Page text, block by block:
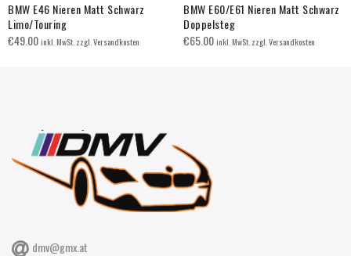
BMW E46 Nieren Matt Schwarz
Limo/Touring
€49.00inkl. MwSt. zzgl. Versandkosten
BMW E60/E61 Nieren Matt Schwarz
Doppelsteg
€65.00inkl. MwSt. zzgl. Versandkosten
dmv@gmx.at